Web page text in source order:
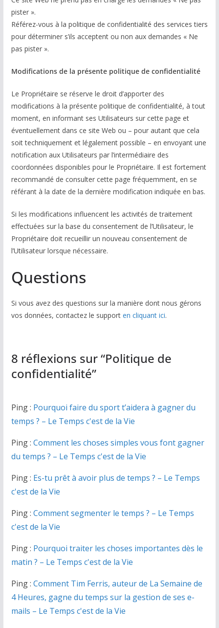
pister ».
Référez-vous à la politique de confidentialité des services tiers
pour déterminer s’ils acceptent ou non aux demandes « Ne
pas pister ».
Modifications de la présente politique de confidentialité
Le Propriétaire se réserve le droit d’apporter des
modifications à la présente politique de confidentialité, à tout
moment, en informant ses Utilisateurs sur cette page et
éventuellement dans ce site Web ou – pour autant que cela
soit techniquement et légalement possible – en envoyant une
notification aux Utilisateurs par l’intermédiaire des
coordonnées disponibles pour le Propriétaire. Il est fortement
recommandé de consulter cette page fréquemment, en se
référant à la date de la dernière modification indiquée en bas.
Si les modifications influencent les activités de traitement
effectuées sur la base du consentement de l’Utilisateur, le
Propriétaire doit recueillir un nouveau consentement de
l’Utilisateur lorsque nécessaire.
Questions
Si vous avez des questions sur la manière dont nous gérons
vos données, contactez le support en cliquant ici.
8 réflexions sur “Politique de
confidentialité”
Ping : Pourquoi faire du sport t’aidera à gagner du
temps ? – Le Temps c'est de la Vie
Ping : Comment les choses simples vous font gagner
du temps ? – Le Temps c'est de la Vie
Ping : Es-tu prêt à avoir plus de temps ? – Le Temps
c'est de la Vie
Ping : Comment segmenter le temps ? – Le Temps
c'est de la Vie
Ping : Pourquoi traiter les choses importantes dès le
matin ? – Le Temps c'est de la Vie
Ping : Comment Tim Ferris, auteur de La Semaine de
4 Heures, gagne du temps sur la gestion de ses e-
mails – Le Temps c'est de la Vie